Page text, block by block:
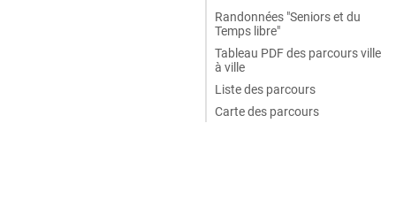
Randonnées "Seniors et du
Temps libre"
Tableau PDF des parcours ville
à ville
Liste des parcours
Carte des parcours